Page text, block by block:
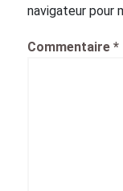
navigateur pour
Commentaire *